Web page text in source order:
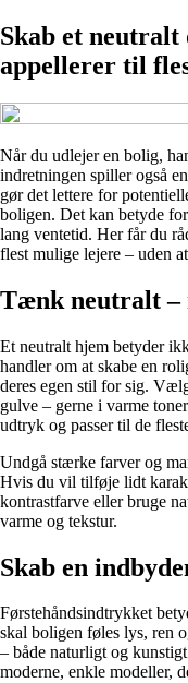
Skab et neutralt
appellerer til
Når du udlejer en bolig,
indretningen spiller også
gør det lettere for
boligen. Det kan betyde
lang ventetid. Her får du
flest mulige lejere – uden
Tænk neutralt –
Et neutralt hjem betyder
handler om at skabe en
deres egen stil for sig.
gulve – gerne i varme
udtryk og passer til de
Undgå stærke farver og
Hvis du vil tilføje lidt
kontrastfarve eller bruge
varme og tekstur.
Skab en
Førstehåndsindtrykket
skal boligen føles lys, ren
– både naturligt og
moderne, enkle modeller,